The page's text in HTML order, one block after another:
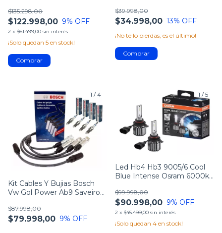
$122.998,00
$135.298,00
9% OFF
2 x $61.499,00 sin interés
¡Solo quedan 5 en stock!
$34.998,00
$39.998,00
13% OFF
¡No te lo pierdas, es el último!
1 /4
Kit Cables Y Bujias Bosch
Vw Gol Power Ab9 Saveiro
$79.998,00
$87.998,00
9% OFF
1 /5
Led Hb4 Hb3 9005/6 Cool
Blue Intense Osram 6000k
$90.998,00
$99.998,00
9% OFF
2 x $45.499,00 sin interés
¡Solo quedan 4 en stock!